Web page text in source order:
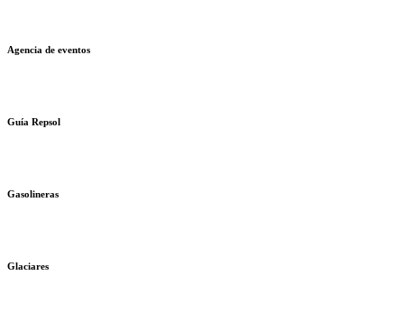
Agencia de eventos
Guía Repsol
Gasolineras
Glaciares